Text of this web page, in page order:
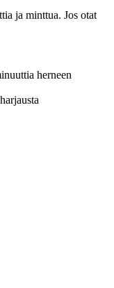
ja minttua. Jos otat
herneen